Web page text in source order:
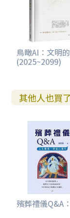
自己的眼睛、
打破沉默縱
房間裡的大象
恢復與度過，
有在最終的社
社會文化的改
我一同有意識
Too議題的氛
任，貢獻一點
鳥瞰AI：文明
(2025~2099)
其他人也買
殯葬禮儀Q&A